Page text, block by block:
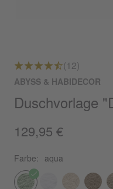
(12)
ABYSS & HABIDECOR
Duschvorlage
129,95 €
Farbe: aqua